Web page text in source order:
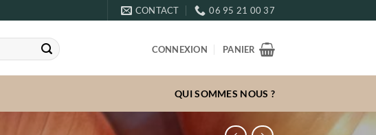
CONTACT 06 95 21 00 37
CONNEXION PANIER
QUI SOMMES NOUS ?